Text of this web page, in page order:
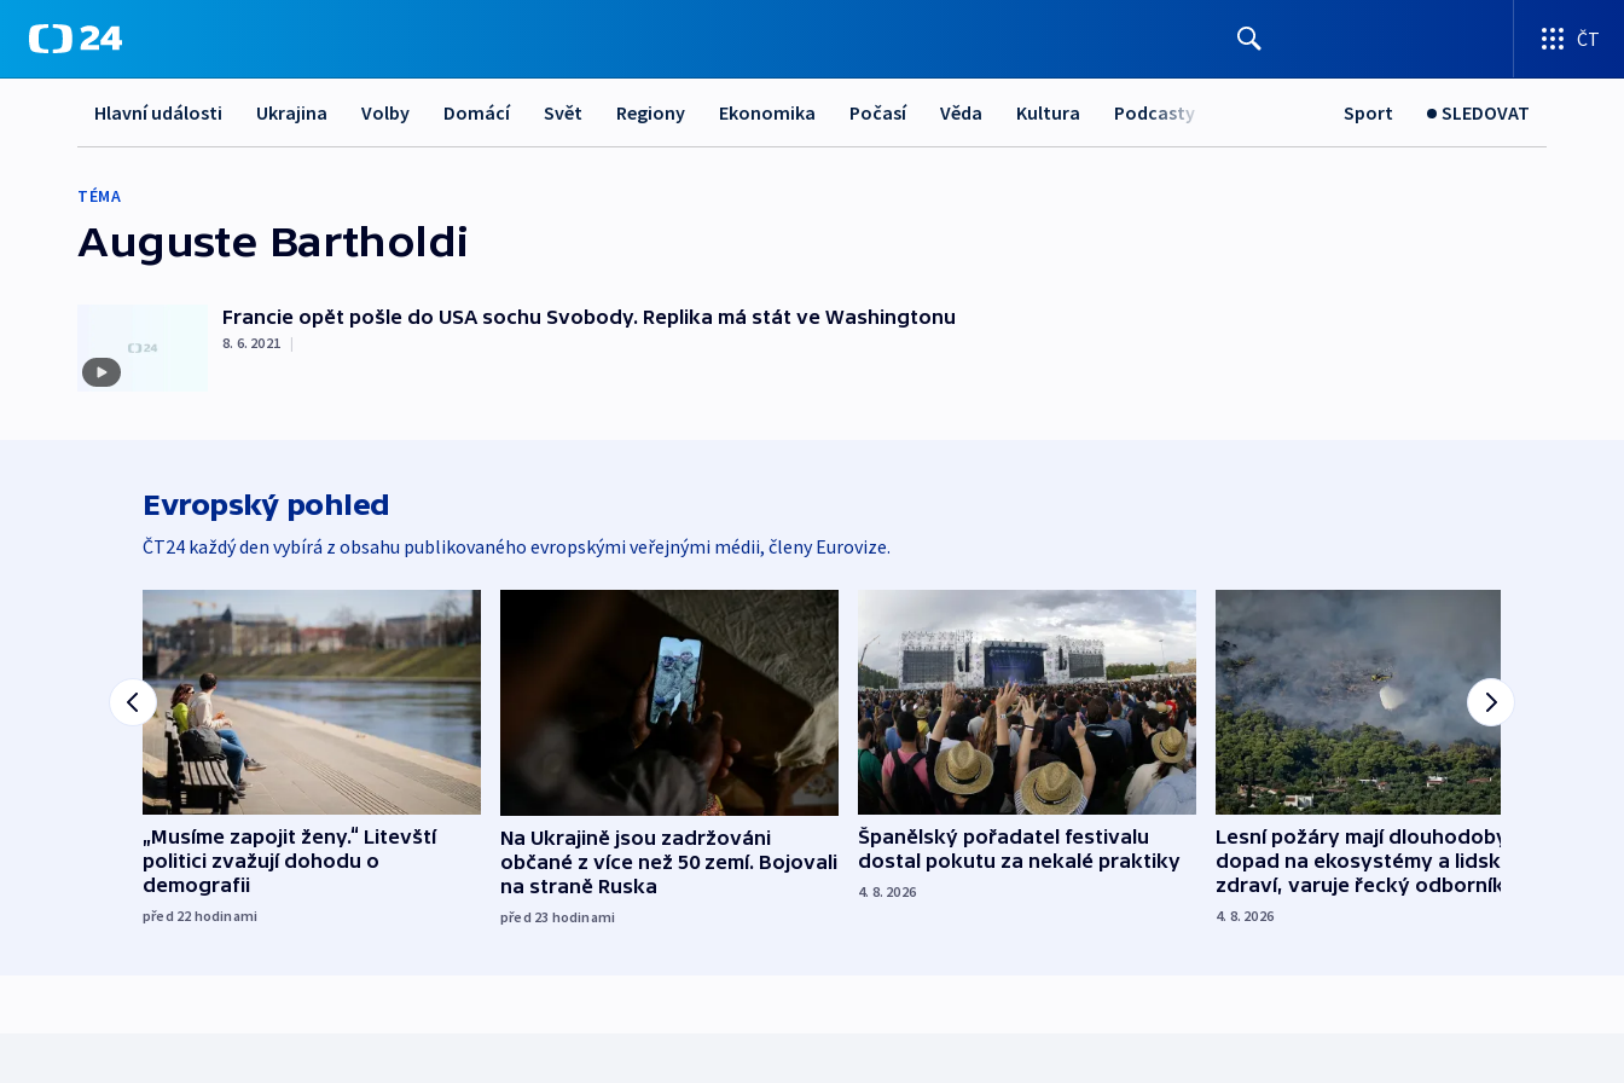
ČT
Hlavní události Ukrajina Volby Domácí Svět Regiony Ekonomika Počasí Věda Kultura Podcasty Sport SLEDOVAT
TÉMA
Auguste Bartholdi
Francie opět pošle do USA sochu Svobody. Replika má stát ve Washingtonu
8. 6. 2021 |
Evropský pohled
ČT24 každý den vybírá z obsahu publikovaného evropskými veřejnými médii, členy Eurovize.
„Musíme zapojit ženy.“ Litevští
politici zvažují dohodu o
demografii
před 22 hodinami
Na Ukrajině jsou zadržováni
občané z více než 50 zemí. Bojovali
na straně Ruska
před 23 hodinami
Španělský pořadatel festivalu
dostal pokutu za nekalé praktiky
4. 8. 2026
Lesní požáry mají dlouhodobý
dopad na ekosystémy a lidské
zdraví, varuje řecký odborník
4. 8. 2026